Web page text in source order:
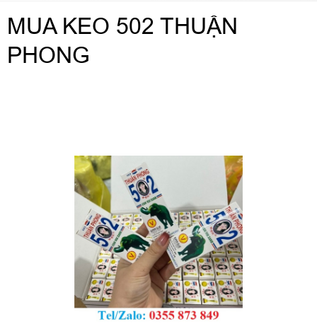
MUA KEO 502 THUẬN
PHONG